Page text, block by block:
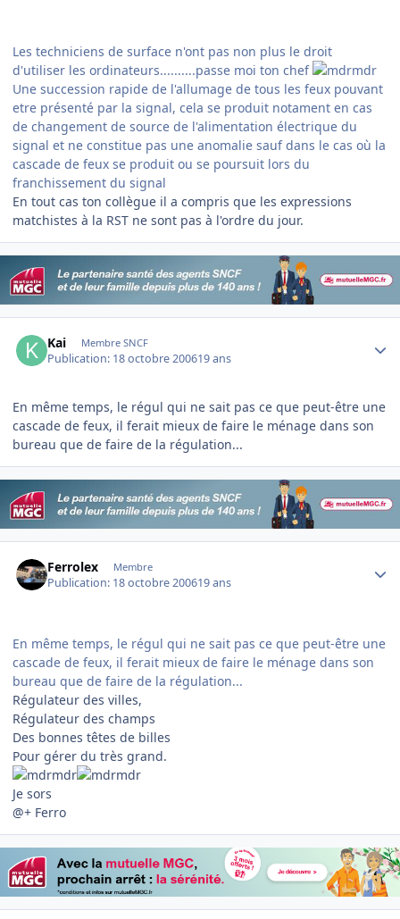
Les techniciens de surface n'ont pas non plus le droit
d'utiliser les ordinateurs..........passe moi ton chef
Une succession rapide de l'allumage de tous les feux pouvant
etre présenté par la signal, cela se produit notament en cas
de changement de source de l'alimentation électrique du
signal et ne constitue pas une anomalie sauf dans le cas où la
cascade de feux se produit ou se poursuit lors du
franchissement du signal
En tout cas ton collègue il a compris que les expressions
matchistes à la RST ne sont pas à l'ordre du jour.
Kai Membre SNCF
Publication: 18 octobre 200619 ans
En même temps, le régul qui ne sait pas ce que peut-être une
cascade de feux, il ferait mieux de faire le ménage dans son
bureau que de faire de la régulation...
Ferrolex Membre
Publication: 18 octobre 200619 ans
En même temps, le régul qui ne sait pas ce que peut-être une
cascade de feux, il ferait mieux de faire le ménage dans son
bureau que de faire de la régulation...
Régulateur des villes,
Régulateur des champs
Des bonnes têtes de billes
Pour gérer du très grand.
Je sors
@+ Ferro